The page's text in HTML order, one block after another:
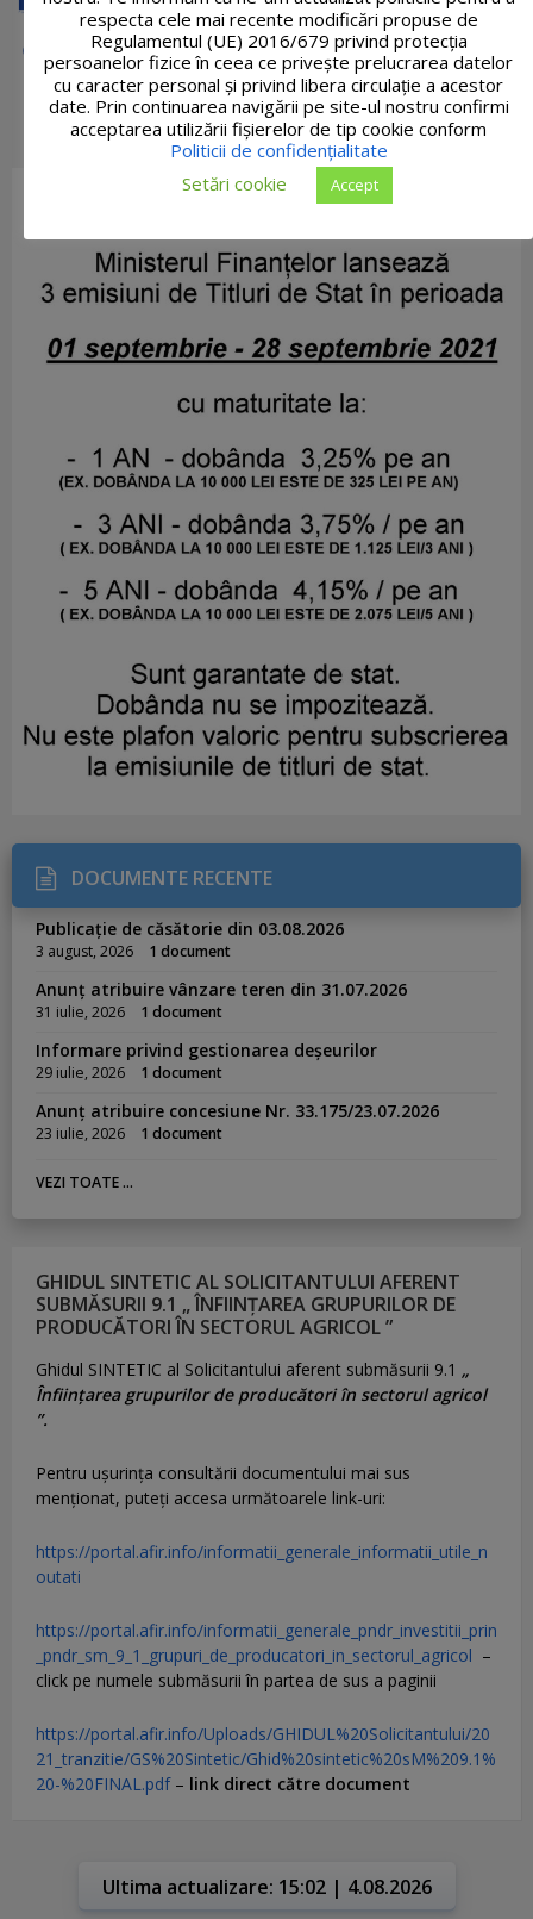
DOCUMENTE RECENTE
Publicație de căsătorie din 03.08.2026
3 august, 2026 1 document
Anunț atribuire vânzare teren din 31.07.2026
31 iulie, 2026 1 document
Informare privind gestionarea deșeurilor
29 iulie, 2026 1 document
Anunț atribuire concesiune Nr. 33.175/23.07.2026
23 iulie, 2026 1 document
VEZI TOATE ...
GHIDUL SINTETIC AL SOLICITANTULUI AFERENT
SUBMĂSURII 9.1 „ ÎNFIINȚAREA GRUPURILOR DE
PRODUCĂTORI ÎN SECTORUL AGRICOL ”
Ghidul SINTETIC al Solicitantului aferent submăsurii 9.1 „
Înființarea grupurilor de producători în sectorul agricol
”.
Pentru uşurinţa consultării documentului mai sus
menţionat, puteţi accesa următoarele link-uri:
https://portal.afir.info/informatii_generale_informatii_utile_n
outati
https://portal.afir.info/informatii_generale_pndr_investitii_prin
_pndr_sm_9_1_grupuri_de_producatori_in_sectorul_agricol –
click pe numele submăsurii în partea de sus a paginii
https://portal.afir.info/Uploads/GHIDUL%20Solicitantului/20
21_tranzitie/GS%20Sintetic/Ghid%20sintetic%20sM%209.1%
20-%20FINAL.pdf– link direct către document
Ultima actualizare: 15:02 | 4.08.2026
respecta cele mai recente modificări propuse de
Regulamentul (UE) 2016/679 privind protecția
persoanelor fizice în ceea ce privește prelucrarea datelor
cu caracter personal și privind libera circulație a acestor
date. Prin continuarea navigării pe site-ul nostru confirmi
acceptarea utilizării fişierelor de tip cookie conform
Politicii de confidențialitate
Setări cookie
Accept